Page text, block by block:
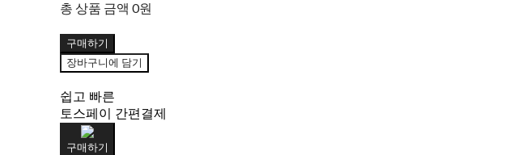
총 상품 금액 0원
구매하기
장바구니에 담기
쉽고 빠른
토스페이 간편결제
구매하기